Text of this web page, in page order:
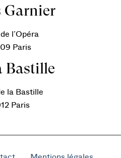
Garnier
l’Opéra
Paris
Bastille
la Bastille
Paris